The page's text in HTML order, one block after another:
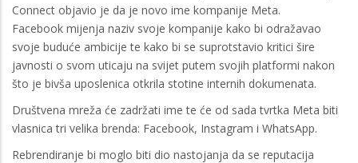
Connect objavio je da je novo ime kompanije Meta.
Facebook mijenja naziv svoje kompanije kako bi odražavao
svoje buduće ambicije te kako bi se suprotstavio kritici šire
javnosti o svom uticaju na svijet putem svojih platformi nakon
što je bivša uposlenica otkrila stotine internih dokumenata.
Društvena mreža će zadržati ime te će od sada tvrtka Meta biti
vlasnica tri velika brenda: Facebook, Instagram i WhatsApp.
Rebrendiranje bi moglo biti dio nastojanja da se reputacija